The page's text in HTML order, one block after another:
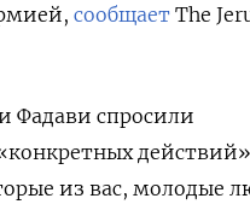
сообщает The
Фадави спросили
из вас, молодые